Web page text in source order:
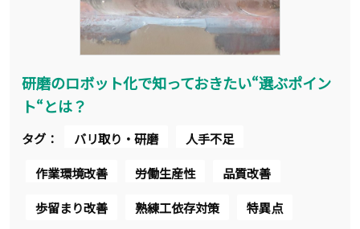
研磨のロボット化で知っておきたい“選ぶポイン
ト“とは？
タグ： バリ取り・研磨
人手不足
作業環境改善
労働生産性
品質改善
歩留まり改善
熟練工依存対策
特異点